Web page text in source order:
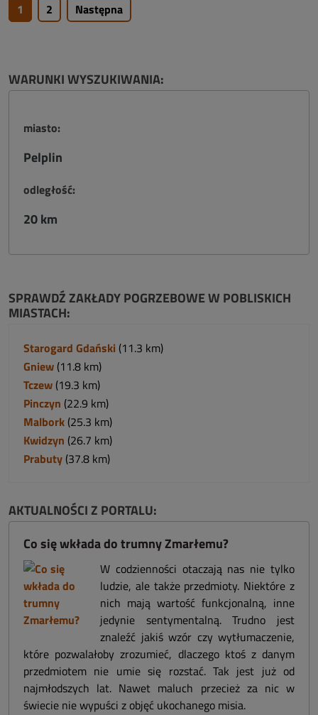
1 2 Następna
WARUNKI WYSZUKIWANIA:
miasto:
Pelplin
odległość:
20 km
SPRAWDŹ ZAKŁADY POGRZEBOWE W POBLISKICH
MIASTACH:
Starogard Gdański (11.3 km)
Gniew (11.8 km)
Tczew (19.3 km)
Pinczyn (22.9 km)
Malbork (25.3 km)
Kwidzyn (26.7 km)
Prabuty (37.8 km)
AKTUALNOŚCI Z PORTALU:
Co się wkłada do trumny Zmarłemu?
W codzienności otaczają nas nie tylko
ludzie, ale także przedmioty. Niektóre z
nich mają wartość funkcjonalną, inne
jedynie sentymentalną. Trudno jest
znaleźć jakiś wzór czy wytłumaczenie,
które pozwalałoby zrozumieć, dlaczego ktoś z danym
przedmiotem nie umie się rozstać. Tak jest już od
najmłodszych lat. Nawet maluch przecież za nic w
świecie nie wypuści z objęć ukochanego misia.